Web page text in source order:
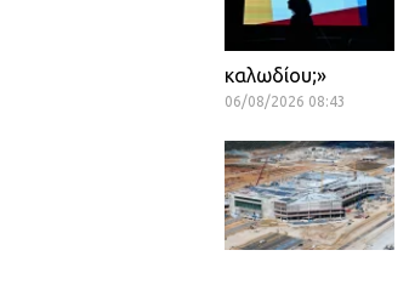
καλωδίου;»
06/08/2026 08:43